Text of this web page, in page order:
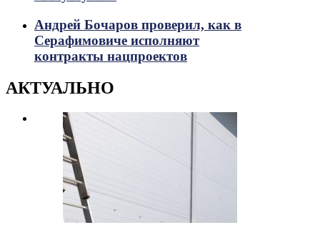
Андрей Бочаров проверил, как в
Серафимовиче исполняют
контракты нацпроектов
АКТУАЛЬНО